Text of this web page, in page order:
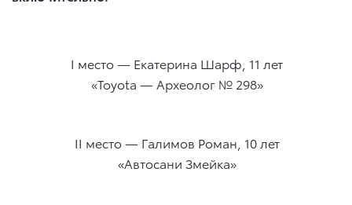
I место — Екатерина Шарф, 11 лет
«Toyota — Археолог № 298»
II место — Галимов Роман, 10 лет
«Автосани Змейка»